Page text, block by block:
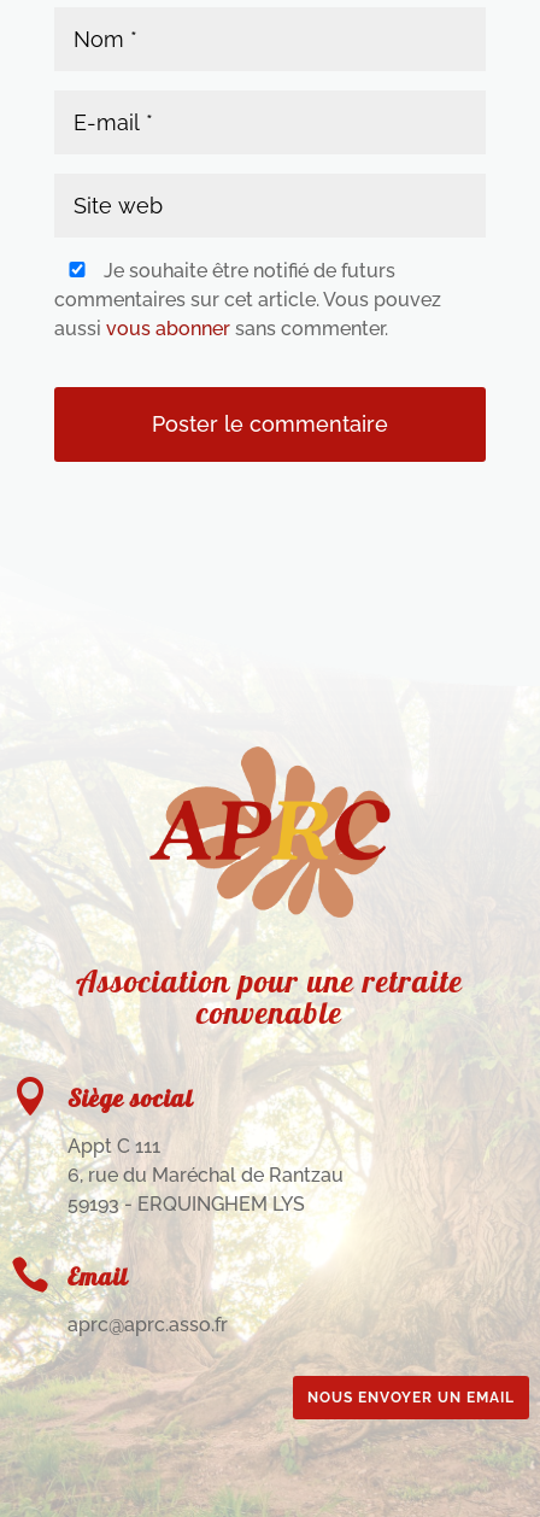
Je souhaite être notifié de futurs
commentaires sur cet article. Vous pouvez
aussi vous abonnersans commenter.
Association pour une retraite
convenable
 Siège social
Appt C 111
6, rue du Maréchal de Rantzau
59193 - ERQUINGHEM LYS
 Email
aprc@aprc.asso.fr
NOUS ENVOYER UN EMAIL